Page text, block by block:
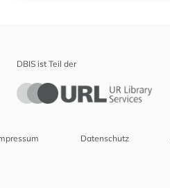
DBIS ist Teil der
Datenschutz